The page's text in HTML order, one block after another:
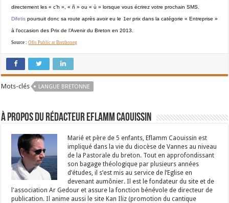
directement les « c’h », « ñ » ou « ù » lorsque vous écrirez votre prochain SMS.
Difetis poursuit donc sa route après avoir eu le 1er prix dans la catégorie « Entreprise »
à l’occasion des Prix de l’Avenir du Breton en 2013.
Source :Ofis Public ar Brezhoneg
Mots-clés LANGUE BRETONNE
À propos du rédacteur Eflamm Caouissin
Marié et père de 5 enfants, Eflamm Caouissin est
impliqué dans la vie du diocèse de Vannes au niveau
de la Pastorale du breton. Tout en approfondissant
son bagage théologique par plusieurs années
d’études, il s’est mis au service de l’Eglise en
devenant aumônier. Il est le fondateur du site et de
l'association Ar Gedour et assure la fonction bénévole de directeur de
publication. Il anime aussi le site Kan Iliz (promotion du cantique